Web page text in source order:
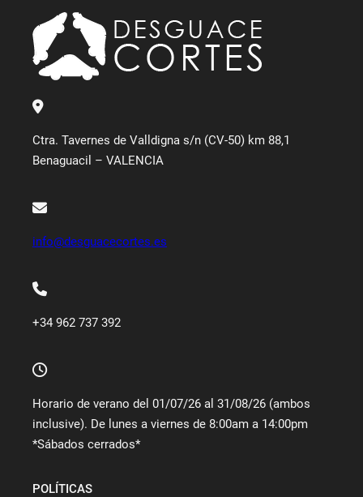
Ctra. Tavernes de Valldigna s/n (CV-50) km 88,1
Benaguacil – VALENCIA
info@desguacecortes.es
+34 962 737 392
Horario de verano del 01/07/26 al 31/08/26 (ambos
inclusive). De lunes a viernes de 8:00am a 14:00pm
*Sábados cerrados*
POLÍTICAS